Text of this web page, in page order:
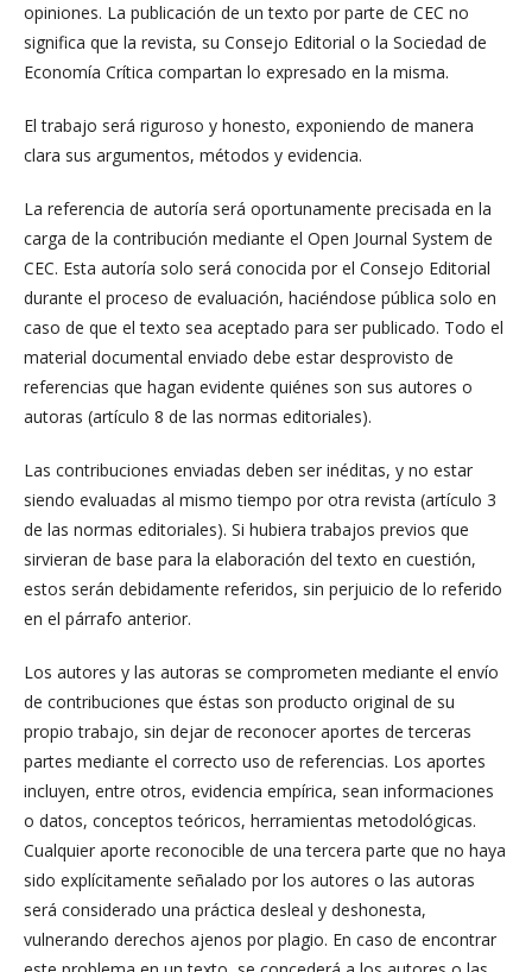
opiniones. La publicación de un texto por parte de CEC no
significa que la revista, su Consejo Editorial o la Sociedad de
Economía Crítica compartan lo expresado en la misma.
El trabajo será riguroso y honesto, exponiendo de manera
clara sus argumentos, métodos y evidencia.
La referencia de autoría será oportunamente precisada en la
carga de la contribución mediante el Open Journal System de
CEC. Esta autoría solo será conocida por el Consejo Editorial
durante el proceso de evaluación, haciéndose pública solo en
caso de que el texto sea aceptado para ser publicado. Todo el
material documental enviado debe estar desprovisto de
referencias que hagan evidente quiénes son sus autores o
autoras (artículo 8 de las normas editoriales).
Las contribuciones enviadas deben ser inéditas, y no estar
siendo evaluadas al mismo tiempo por otra revista (artículo 3
de las normas editoriales). Si hubiera trabajos previos que
sirvieran de base para la elaboración del texto en cuestión,
estos serán debidamente referidos, sin perjuicio de lo referido
en el párrafo anterior.
Los autores y las autoras se comprometen mediante el envío
de contribuciones que éstas son producto original de su
propio trabajo, sin dejar de reconocer aportes de terceras
partes mediante el correcto uso de referencias. Los aportes
incluyen, entre otros, evidencia empírica, sean informaciones
o datos, conceptos teóricos, herramientas metodológicas.
Cualquier aporte reconocible de una tercera parte que no haya
sido explícitamente señalado por los autores o las autoras
será considerado una práctica desleal y deshonesta,
vulnerando derechos ajenos por plagio. En caso de encontrar